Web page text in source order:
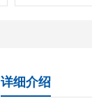
详细介绍